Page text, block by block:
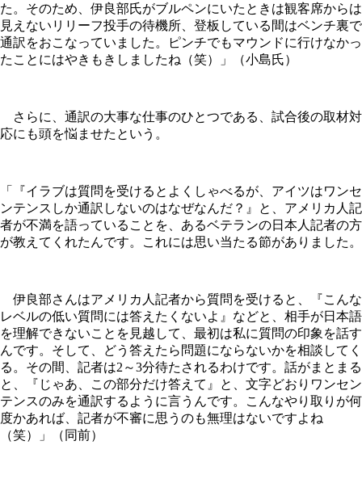
た。そのため、伊良部氏がブルペンにいたときは観客席からは
見えないリリーフ投手の待機所、登板している間はベンチ裏で
通訳をおこなっていました。ピンチでもマウンドに行けなかっ
たことにはやきもきしましたね（笑）」（小島氏）
さらに、通訳の大事な仕事のひとつである、試合後の取材対
応にも頭を悩ませたという。
「『イラブは質問を受けるとよくしゃべるが、アイツはワンセ
ンテンスしか通訳しないのはなぜなんだ？』と、アメリカ人記
者が不満を語っていることを、あるベテランの日本人記者の方
が教えてくれたんです。これには思い当たる節がありました。
伊良部さんはアメリカ人記者から質問を受けると、『こんな
レベルの低い質問には答えたくないよ』などと、相手が日本語
を理解できないことを見越して、最初は私に質問の印象を話す
んです。そして、どう答えたら問題にならないかを相談してく
る。その間、記者は2～3分待たされるわけです。話がまとまる
と、『じゃあ、この部分だけ答えて』と、文字どおりワンセン
テンスのみを通訳するように言うんです。こんなやり取りが何
度かあれば、記者が不審に思うのも無理はないですよね
（笑）」（同前）